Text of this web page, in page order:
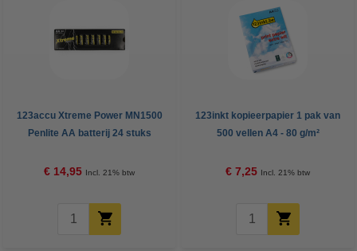
123accu Xtreme Power MN1500
Penlite AA batterij 24 stuks
€ 14,95 Incl. 21% btw
123inkt kopieerpapier 1 pak van
500 vellen A4 - 80 g/m²
€ 7,25 Incl. 21% btw